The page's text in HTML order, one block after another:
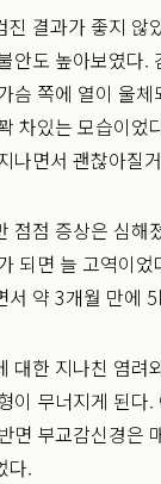
진 결과가 좋지 않
안도 높아보였다.
슴 쪽에 열이 울
차있는 모습이었
나면서 괜찮아질
점점 증상은 심해
되면 늘 고역이
서 약 3개월 만에
대한 지나친 염려
이 무너지게 된다
면 부교감신경은
다.